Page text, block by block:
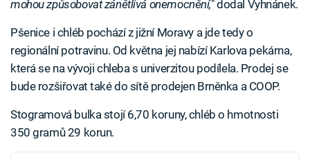
mohou způsobovat zánětlivá onemocnění," dodal Vyhnánek.
Pšenice i chléb pochází z jižní Moravy a jde tedy o
regionální potravinu. Od května jej nabízí Karlova pekárna,
která se na vývoji chleba s univerzitou podílela. Prodej se
bude rozšiřovat také do sítě prodejen Brněnka a COOP.
Stogramová bulka stojí 6,70 koruny, chléb o hmotnosti
350 gramů 29 korun.